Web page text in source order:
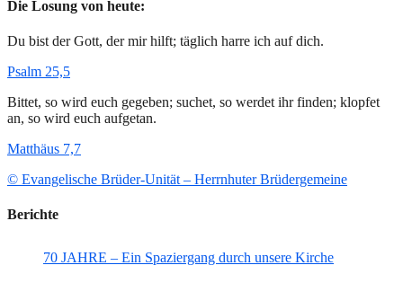
Die Losung von heute:
Du bist der Gott, der mir hilft; täglich harre ich auf dich.
Psalm 25,5
Bittet, so wird euch gegeben; suchet, so werdet ihr finden; klopfet
an, so wird euch aufgetan.
Matthäus 7,7
© Evangelische Brüder-Unität – Herrnhuter Brüdergemeine
Berichte
70 JAHRE – Ein Spaziergang durch unsere Kirche